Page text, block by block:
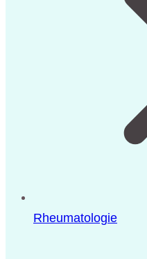
Rheumatologie